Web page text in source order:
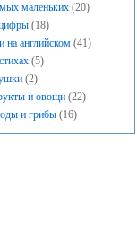
маленьких (20)
(18)
на английском (41)
(5)
(2)
и овощи (22)
и грибы (16)